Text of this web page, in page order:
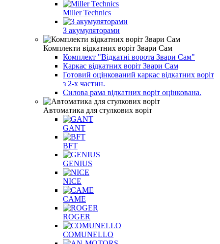
Miller Technics
З акумуляторами
Комплекти відкатних воріт Звари Сам
Комплект "Відкатні ворота Звари Сам"
Каркас відкатних воріт Звари Сам
Готовий оцінкований каркас відкатних воріт
з 2-х частин.
Силова рама відкатних воріт оцінкована.
Автоматика для стулкових воріт
GANT
BFT
GENIUS
NICE
CAME
ROGER
COMUNELLO